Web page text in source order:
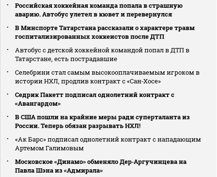
Российская хоккейная команда попала в страшную
аварию. Автобус улетел в кювет и перевернулся
В Минспорте Татарстана рассказали о характере травм
госпитализированных хоккеистов после ДТП
Автобус с детской хоккейной командой попал в ДТП в
Татарстане, есть пострадавшие
Селебрини стал самым высокооплачиваемым игроком в
истории НХЛ, продлив контракт с «Сан‑Хосе»
Седрик Пакетт подписал однолетний контракт с
«Авангардом»
В США пошли на крайние меры ради суперталанта из
России. Теперь обязан разрывать НХЛ!
«Ак Барс» подписал однолетний контракт с нападающим
Артемом Галимовым
Московское «Динамо» обменяло Дер‑Аргучинцева на
Павла Шэна из «Адмирала»